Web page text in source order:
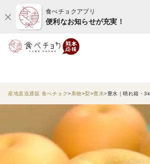
食べチョクアプリ
便利なお知らせが充実！
産地直送通販 食べチョク 果物 梨 豊水 豊水｜晴れ箱・